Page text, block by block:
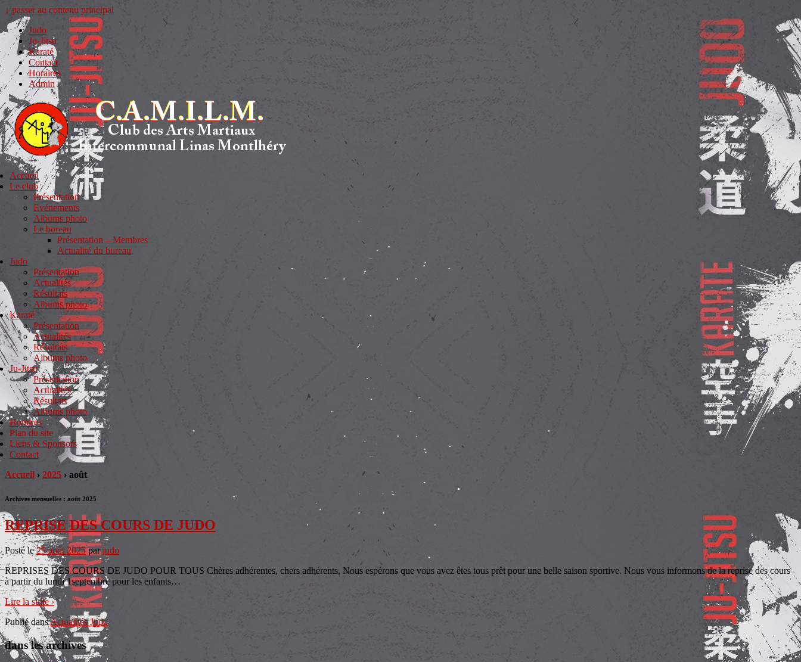
↓ passer au contenu principal
Judo
Ju-Jitsu
Karaté
Contact
Horaires
Admin
Accueil
Le club
Présentation
Evénements
Albums photo
Le bureau
Présentation – Membres
Actualité du bureau
Judo
Présentation
Actualités
Résultats
Albums photo
Karaté
Présentation
Actualités
Résultats
Albums photo
Ju-Jitsu
Présentation
Actualités
Résultats
Albums photo
Horaires
Plan du site
Liens & Sponsors
Contact
Accueil › 2025 › août
Archives mensuelles : août 2025
REPRISE DES COURS DE JUDO
Posté le25 août 2025parjudo
REPRISES DES COURS DE JUDO POUR TOUS Chères adhérentes, chers adhérents, Nous espérons que vous avez êtes tous prêt pour une belle saison sportive. Nous vous informons de la reprise des cours
à partir du lundi 1septembre pour les enfants…
Lire la suite ›
Publié dansActualités Judo
dans les archives